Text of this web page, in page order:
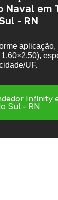
Naval em
- RN
aplicação,
cidade/UF.
Infinity
Sul - RN